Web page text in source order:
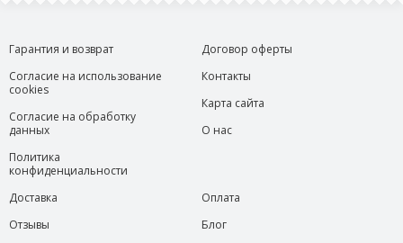
Гарантия и возврат
Согласие на использование
cookies
Согласие на обработку
данных
Политика
конфиденциальности
Договор оферты
Контакты
Карта сайта
О нас
Доставка
Отзывы
Оплата
Блог